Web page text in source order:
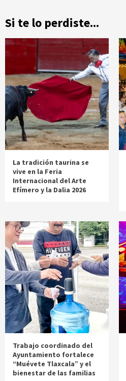
Si te lo perdiste...
La tradición taurina se
vive en la Feria
Internacional del Arte
Efímero y la Dalia 2026
Trabajo coordinado del
Ayuntamiento fortalece
“Muévete Tlaxcala” y el
bienestar de las familias